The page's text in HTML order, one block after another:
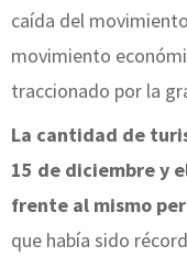
caída del
movimiento
traccionado por la
La cantidad de
15 de diciembre y
frente al mismo
que había sido